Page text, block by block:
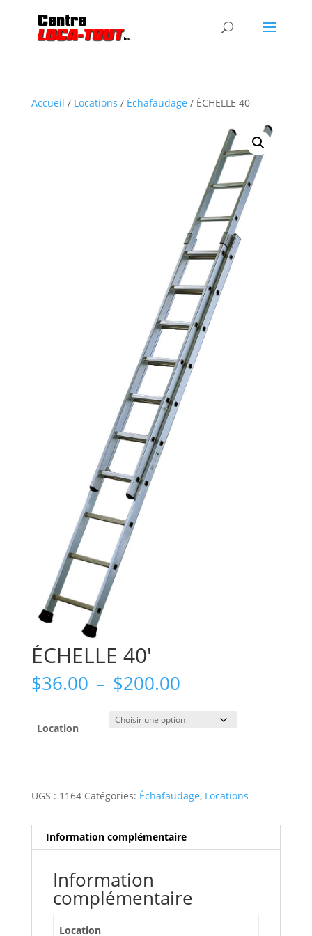
Accueil / Locations / Échafaudage / ÉCHELLE 40′
ÉCHELLE 40′
$36.00 – $200.00Plage
prix :
$36.00
Location
UGS : 1164 Catégories: Échafaudage, Locations
Information complémentaire
Information
complémentaire
Location